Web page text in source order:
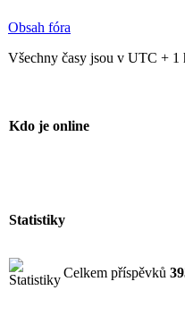
Obsah fóra
Všechny časy jsou v UTC + 1
Kdo je online
Statistiky
Celkem příspěvků